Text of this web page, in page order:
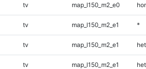
tv map_l150_m2_e0
tv map_l150_m2_e1 *
tv map_l150_m2_e1 het
tv map_l150_m2_e1